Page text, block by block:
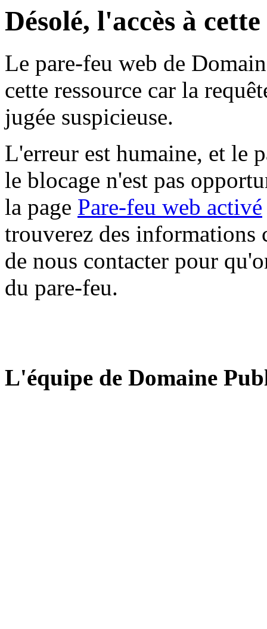
Désolé, l'accès à
Le pare-feu web de
cette ressource car la
jugée suspicieuse.
L'erreur est humaine, et le
le blocage n'est pas
la page Pare-feu web activé
trouverez des informations
de nous contacter pour
du pare-feu.
L'équipe de Domaine